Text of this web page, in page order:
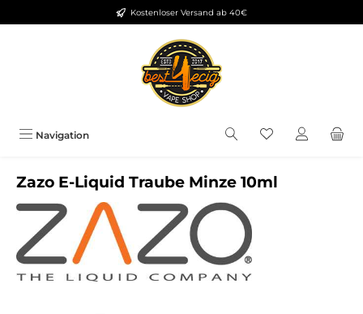
Zum Hauptinhalt springenKostenloser Versand ab 40€
Navigation Du hast 0
Zazo E-Liquid Traube Minze 10ml